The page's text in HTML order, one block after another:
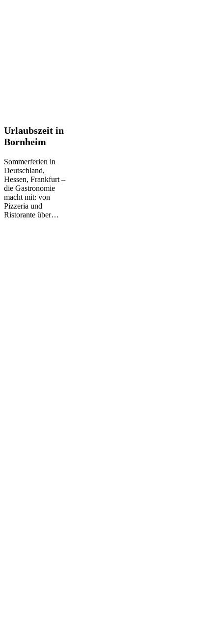
Urlaubszeit
in
Bornheim
Urlaubszeit in
Bornheim
Sommerferien in
Deutschland,
Hessen, Frankfurt –
die Gastronomie
macht mit: von
Pizzeria und
Ristorante über…